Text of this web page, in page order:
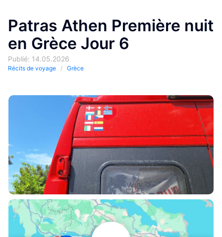
Patras Athen Première nuit
en Grèce Jour 6
Publié: 14.05.2026
Récits de voyage Grèce